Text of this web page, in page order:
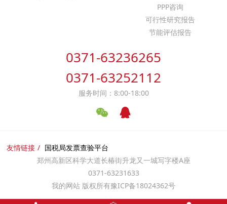
PPP咨询
可行性研究报告
节能评估报告
0371-63236265
0371-63252112
服务时间：8:00-18:00
友情链接
国税局发票查验平台
郑州高新区科学大道长椿街升龙又一城写字楼A座
0371-63231633
我的网站 版权所有豫ICP备18024362号